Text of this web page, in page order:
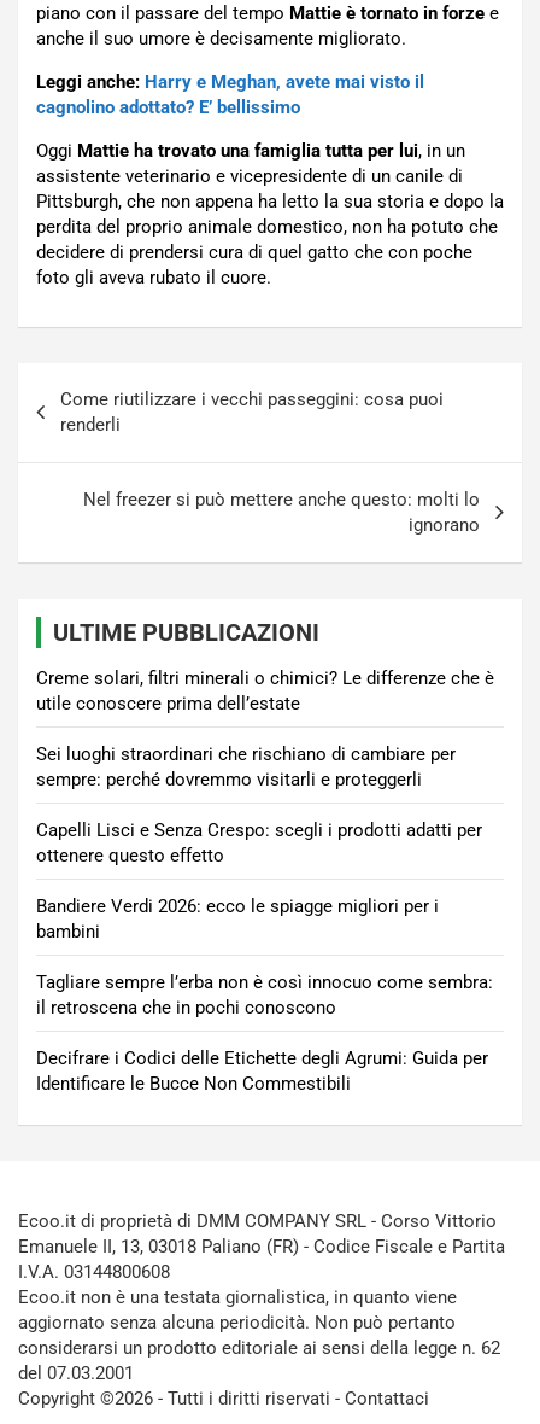
piano con il passare del tempo Mattie è tornato in forze e
anche il suo umore è decisamente migliorato.
Leggi anche: Harry e Meghan, avete mai visto il
cagnolino adottato? E’ bellissimo
Oggi Mattie ha trovato una famiglia tutta per lui, in un
assistente veterinario e vicepresidente di un canile di
Pittsburgh, che non appena ha letto la sua storia e dopo la
perdita del proprio animale domestico, non ha potuto che
decidere di prendersi cura di quel gatto che con poche
foto gli aveva rubato il cuore.
articoli
Come riutilizzare i vecchi passeggini: cosa puoi
renderli
Nel freezer si può mettere anche questo: molti lo
ignorano
ULTIME PUBBLICAZIONI
Creme solari, filtri minerali o chimici? Le differenze che è
utile conoscere prima dell’estate
Sei luoghi straordinari che rischiano di cambiare per
sempre: perché dovremmo visitarli e proteggerli
Capelli Lisci e Senza Crespo: scegli i prodotti adatti per
ottenere questo effetto
Bandiere Verdi 2026: ecco le spiagge migliori per i
bambini
Tagliare sempre l’erba non è così innocuo come sembra:
il retroscena che in pochi conoscono
Decifrare i Codici delle Etichette degli Agrumi: Guida per
Identificare le Bucce Non Commestibili
Ecoo.it di proprietà di DMM COMPANY SRL - Corso Vittorio
Emanuele II, 13, 03018 Paliano (FR) - Codice Fiscale e Partita
I.V.A. 03144800608
Ecoo.it non è una testata giornalistica, in quanto viene
aggiornato senza alcuna periodicità. Non può pertanto
considerarsi un prodotto editoriale ai sensi della legge n. 62
del 07.03.2001
Copyright ©2026 - Tutti i diritti riservati - Contattaci